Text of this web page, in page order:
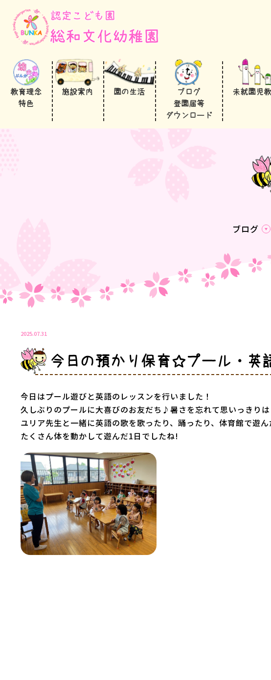
教育理念
特色
施設案内 園の生活
ブログ
登園届等
ダウンロード
未就園児
ブログ
2025.07.31
今日の預かり保育☆プール・英
今日はプール遊びと英語のレッスンを行いました！
久しぶりのプールに大喜びのお友だち♪暑さを忘れて思いっきりは
ユリア先生と一緒に英語の歌を歌ったり、踊ったり、体育館で遊
たくさん体を動かして遊んだ1日でしたね!